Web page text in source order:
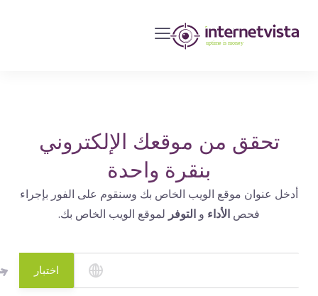
مراقبة
مواقع
الويب
الإنترنت
التشغيل
تحقق من موقعك الإلكتروني
بنقرة واحدة
أدخل عنوان موقع الويب الخاص بك وسنقوم على الفور بإجراء
فحصالأداءو التوفرلموقع الويب الخاص بك.
اختبار